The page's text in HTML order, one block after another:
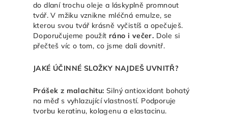
do dlaní trochu oleje a láskyplně promnout
tvář. V mžiku vznikne mléčná emulze, se
kterou svou tvář krásně vyčistíš a opečuješ.
Doporučujeme použít ráno i večer. Dole si
přečteš víc o tom, co jsme dali dovnitř.
JAKÉ ÚČINNÉ SLOŽKY NAJDEŠ UVNITŘ?
Prášek z malachitu: Silný antioxidant bohatý
na měď s vyhlazující vlastností. Podporuje
tvorbu keratinu, kolagenu a elastacinu.